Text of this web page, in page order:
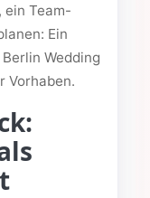
Team-
Ein
Wedding
Vorhaben.